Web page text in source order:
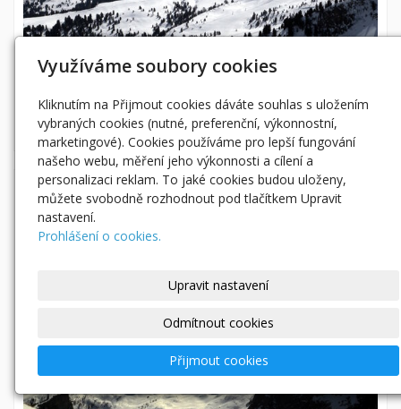
Využíváme soubory cookies
Kliknutím na Přijmout cookies dáváte souhlas s uložením
vybraných cookies (nutné, preferenční, výkonnostní,
marketingové). Cookies používáme pro lepší fungování
našeho webu, měření jeho výkonnosti a cílení a
personalizaci reklam. To jaké cookies budou uloženy,
můžete svobodně rozhodnout pod tlačítkem Upravit
nastavení.
Prohlášení o cookies.
Upravit nastavení
Odmítnout cookies
Přijmout cookies